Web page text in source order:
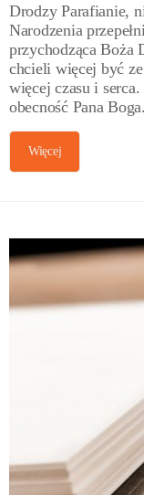
Drodzy Parafianie,
Narodzenia
przychodząca Boża
chcieli więcej być
więcej czasu i
obecność Pana
Więcej